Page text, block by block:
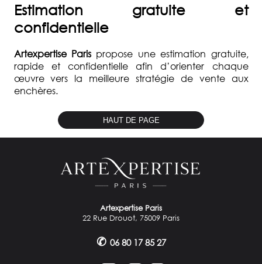
Estimation gratuite et
confidentielle
Artexpertise Parispropose une estimation gratuite,
rapide et confidentielle afin d’orienter chaque
œuvre vers la meilleure stratégie de vente aux
enchères.
HAUT DE PAGE
Artexpertise Paris
22 Rue Drouot, 75009 Paris
✆ 06 80 17 85 27